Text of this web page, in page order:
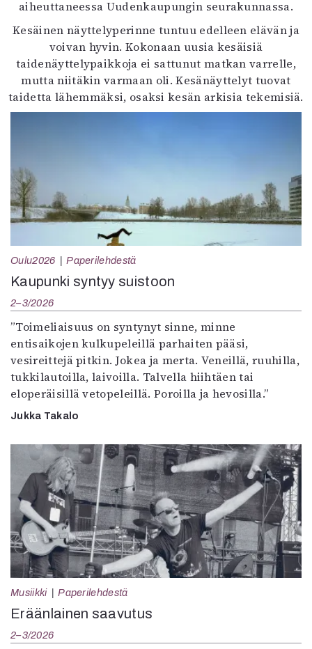
aiheuttaneessa Uudenkaupungin seurakunnassa.
Kesäinen näyttelyperinne tuntuu edelleen elävän ja
voivan hyvin. Kokonaan uusia kesäisiä
taidenäyttelypaikkoja ei sattunut matkan varrelle,
mutta niitäkin varmaan oli. Kesänäyttelyt tuovat
taidetta lähemmäksi, osaksi kesän arkisia tekemisiä.
Oulu2026 Paperilehdestä
Kaupunki syntyy suistoon
2–3/2026
”Toimeliaisuus on syntynyt sinne, minne
entisaikojen kulkupeleillä parhaiten pääsi,
vesireittejä pitkin. Jokea ja merta. Veneillä, ruuhilla,
tukkilautoilla, laivoilla. Talvella hiihtäen tai
eloperäisillä vetopeleillä. Poroilla ja hevosilla.”
Jukka Takalo
Musiikki Paperilehdestä
Eräänlainen saavutus
2–3/2026